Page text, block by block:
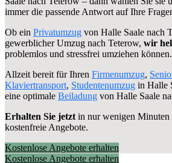
immer die passende Antwort auf Ihre
Ob ein Privatumzug von Halle Saale nach
gewerblicher Umzug nach Teterow, wir
problemlos und stressfrei umziehen können.
Allzeit bereit für Ihren Firmenumzug,
Klaviertransport, Studentenumzug in Halle
eine optimale Beiladung von Halle Saale
Erhalten Sie jetzt in nur wenigen
kostenfreie Angebote.
Kostenlose Angebote erhalten
Kostenlose Angebote erhalten